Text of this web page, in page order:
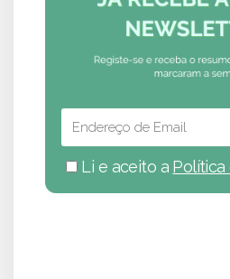
Li e aceito a Política